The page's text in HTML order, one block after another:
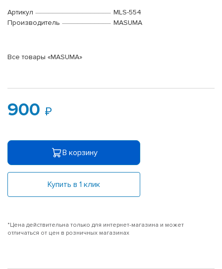
Артикул
MLS-554
Производитель
MASUMA
Все товары «MASUMA»
900
В корзину
Купить в 1 клик
*Цена действительна только для интернет-магазина и может
отличаться от цен в розничных магазинах